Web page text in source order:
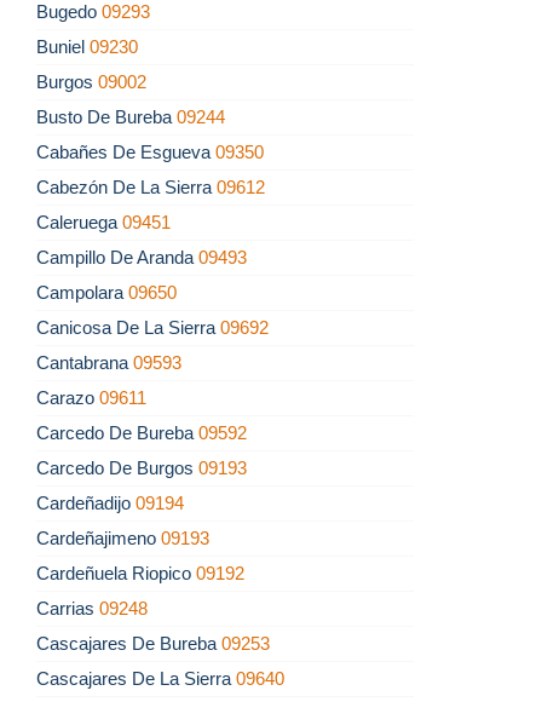
Bugedo 09293
Buniel 09230
Burgos 09002
Busto De Bureba 09244
Cabañes De Esgueva 09350
Cabezón De La Sierra 09612
Caleruega 09451
Campillo De Aranda 09493
Campolara 09650
Canicosa De La Sierra 09692
Cantabrana 09593
Carazo 09611
Carcedo De Bureba 09592
Carcedo De Burgos 09193
Cardeñadijo 09194
Cardeñajimeno 09193
Cardeñuela Riopico 09192
Carrias 09248
Cascajares De Bureba 09253
Cascajares De La Sierra 09640